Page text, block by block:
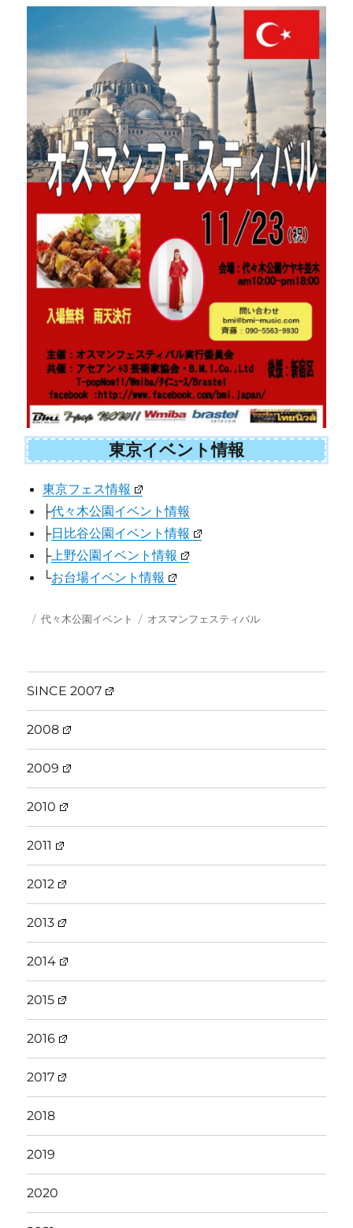
東京イベント情報
東京フェス情報
├代々木公園イベント情報
├日比谷公園イベント情報
├上野公園イベント情報
└お台場イベント情報
投 カ
ー
代々木公園イベント
タ
オスマンフェスティバル
SINCE 2007
2008
2009
2010
2011
2012
2013
2014
2015
2016
2017
2018
2019
2020